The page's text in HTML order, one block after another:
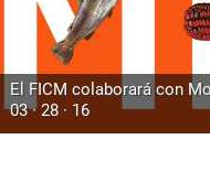
El FICM colaborará con
03 · 28 · 16